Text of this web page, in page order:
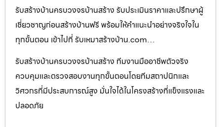
รับสร้างบ้านครบวงจรบ้านสร้าง รับประเมินราคาและปรึกษาผู้
เชี่ยวชาญก่อนสร้างบ้านฟรี พร้อมให้คำแนะนำอย่างจริงใจใน
ทุกขั้นตอน เข้าไปที่ รับเหมาสร้างบ้าน.com…
รับสร้างบ้านครบวงจรบ้านสร้าง ทีมงานมืออาชีพตัวจริง
ควบคุมและตรวจสอบงานทุกขั้นตอนโดยทีมสถาปนิกและ
วิศวกรที่มีประสบการณ์สูง มั่นใจได้ในโครงสร้างที่แข็งแรงและ
ปลอดภัย